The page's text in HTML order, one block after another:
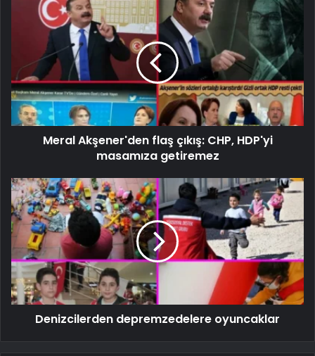
Meral Akşener'den flaş çıkış: CHP, HDP'yi
masamıza getiremez
Denizcilerden depremzedelere oyuncaklar